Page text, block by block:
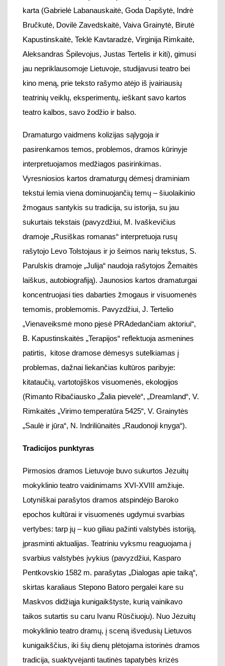
teatro kalbos, savo žodžio ir balso
Dramaturgo vaidmens kolizijas sąlygoja ir
pasirenkamos temos, problemos, dramos kūrinyje
interpretuojamosmedžiagos pasirinkimas.
Vyresniosios kartos dramaturgų dėmesį draminiam
tekstui lemiavienadominuojan čių temų– šiuolaikinio
žmogaus santykissu tradicija, su istorija, su jau
sukurtais tekstais(pavyzdžiui, M. Ivaškevičius
dramoje „Rusiškas romanas“ interpretuoja rusų
rašytojo Levo Tolstojaus ir jo šeimos narių tekstus, S.
Parulskis dramoje „Julija“ naudoja rašytojos Žemaitės
laiškus, autobiografiją). Jaunosios kartos dramaturgai
koncentruojasi ties dabarties žmogaus ir visuomenės
temomis
problemomis. Pavyzdžiui, J. Tertelio
„Vienaveiksmė mono pjesė PRAdedančiam aktoriui“,
B. Kapustinskaitės „Terapijos“ reflektuoja asmenines
patirtis,
kitose dramose d ėmesys sutelkiamas
problemas
, dažnai liekančias kultūros paribyje
kitataučių, vartotojiškos visuomenės
ekologijos
(
Rimanto Ribačiausko „Žalia pievelė“, „Dreamland“, V.
Rimkaitės „Virimo temperatūra 5425“ , V. Grainytės
„Saulė ir jūra“, N. Indriliūnaitės „Raudonoji knyga“) .
Tradicijos punktyras
Pirmosios dramos Lietuvojebuvo sukurtos Jėzuitų
mokyklinio teatro vaidinimams XVI-XVIII amžiuje.
Lotyniškai parašytos dramos atspindėjo Baroko
epochos kultūrai ir visuomenės ugdymui svarbias
vertybes:tarp jų –kuo giliau pažinti valstybės istoriją
svarbius valstybės įvykius (pavyzdžiui, Kasparo
Pentkovskio 1582 m. parašytas „Dialogas apie taiką“,
skirtaskarali aus Stepono Batoro pergalei kare su
Maskvosdidžiąja kunigaikštyste, kurią vainikavo
s sutartis su caru Ivanu Rūsčiuoju ).
Nuo Jėzuitų
mokykli
o teatro dramų, į sceną išvedusių Lietuvos
kunigaikščius, iki šių dienų plė
tojama istorinės dramos
tradicija
, suaktyvėjanti tautinės tapatybės krizės
laikotarpiais
. Mokyklinis Lietuvos jėzuitų teatras
drama buvo susijęsu Europos teatro raida, jo
meniniais ieškojimais. Dauguma mokyklinio teatro
vaidinimų buvo vieši, jie vyko Vilniaus ir kitų miestų,
kur buvo įsikūrusios jėzuitų kolegijos, kiemuose,
gatvėse, aikštėse. Vaidinimai tapo svarbia miesto
kultūros dali
mi, ugdė estetinį skonį, konsolidavo